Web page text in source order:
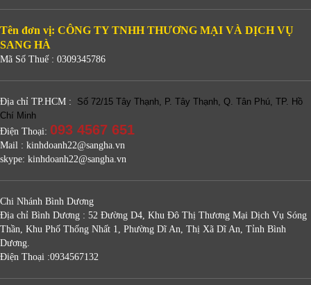
Tên đơn vị: CÔNG TY TNHH THƯƠNG MẠI VÀ DỊCH VỤ
SANG HÀ
Mã Số Thuế : 0309345786
Địa chỉ TP.HCM :
Số 72/15 Tây Thạnh, P. Tây Thạnh, Q. Tân Phú, TP. Hồ
Chí Minh
Điện Thoại: 093 4567 651
Mail : kinhdoanh22@sangha.vn
skype: kinhdoanh22@sangha.vn
Chi Nhánh Bình Dương
Địa chỉ Bình Dương : 52 Đường D4, Khu Đô Thị Thương Mại Dịch Vụ Sóng
Thần, Khu Phố Thống Nhất 1, Phường Dĩ An, Thị Xã Dĩ An, Tỉnh Bình
Dương.
Điện Thoại :0934567132